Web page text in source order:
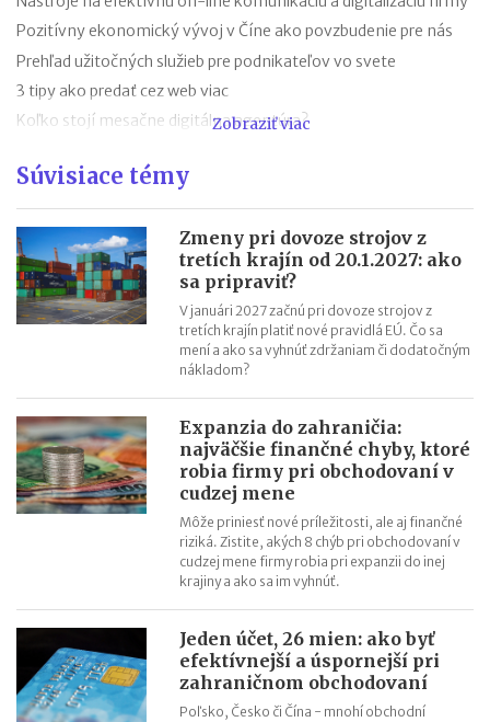
Pozitívny ekonomický vývoj v Číne ako povzbudenie pre nás
Prehľad užitočných služieb pre podnikateľov vo svete
3 tipy ako predať cez web viac
Koľko stojí mesačne digitálna agentúra?
9 šablón, ktoré Vám uľahčia prácu v online marketingu
Budovanie značky pomocou internetu
Personalizácia v digitálnom marketingu v roku 2020
Zobraziť viac
Súvisiace témy
Zmeny pri dovoze strojov z
tretích krajín od 20.1.2027: ako
sa pripraviť?
V januári 2027 začnú pri dovoze strojov z
tretích krajín platiť nové pravidlá EÚ. Čo sa
mení a ako sa vyhnúť zdržaniam či dodatočným
nákladom?
Expanzia do zahraničia:
najväčšie finančné chyby, ktoré
robia firmy pri obchodovaní v
cudzej mene
Môže priniesť nové príležitosti, ale aj finančné
riziká. Zistite, akých 8 chýb pri obchodovaní v
cudzej mene firmy robia pri expanzii do inej
krajiny a ako sa im vyhnúť.
Jeden účet, 26 mien: ako byť
efektívnejší a úspornejší pri
zahraničnom obchodovaní
Poľsko, Česko či Čína - mnohí obchodní